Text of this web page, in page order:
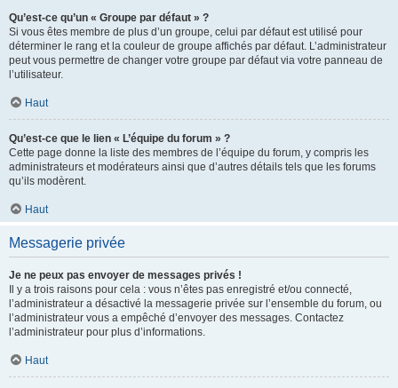
Qu’est-ce qu’un « Groupe par défaut » ?
Si vous êtes membre de plus d’un groupe, celui par défaut est utilisé pour
déterminer le rang et la couleur de groupe affichés par défaut. L’administrateur
peut vous permettre de changer votre groupe par défaut via votre panneau de
l’utilisateur.
Haut
Qu’est-ce que le lien « L’équipe du forum » ?
Cette page donne la liste des membres de l’équipe du forum, y compris les
administrateurs et modérateurs ainsi que d’autres détails tels que les forums
qu’ils modèrent.
Haut
Messagerie privée
Je ne peux pas envoyer de messages privés !
Il y a trois raisons pour cela : vous n’êtes pas enregistré et/ou connecté,
l’administrateur a désactivé la messagerie privée sur l’ensemble du forum, ou
l’administrateur vous a empêché d’envoyer des messages. Contactez
l’administrateur pour plus d’informations.
Haut